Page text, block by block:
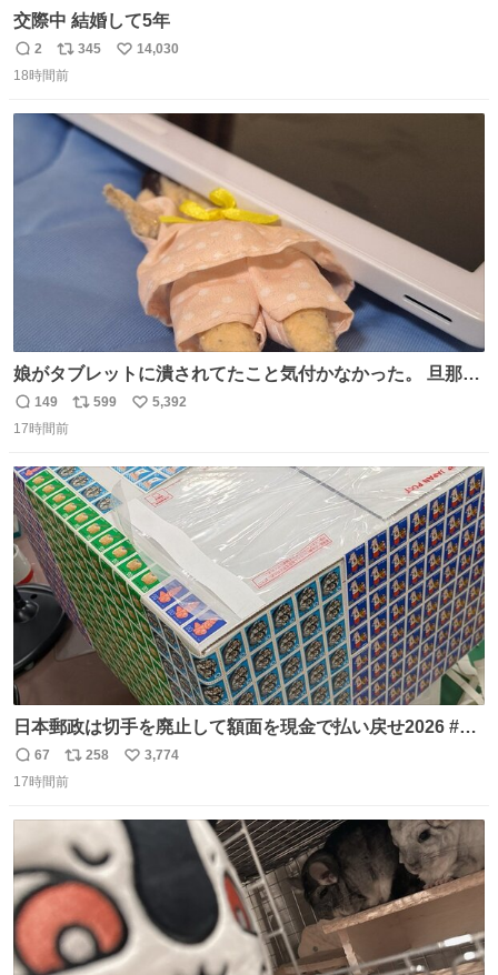
交際中 結婚して5年
返
信
2
リ
ポ
ト
数
345
い
数
14,030
18時間前
娘がタブレットに潰されてたこと気付かなかった。 旦那だ
けは娘の波長を感じ取れるから声出せずともSOSが伝わっ
たらしい。 急いで旦那が救出して、泣きじゃくる娘に自分
3回ほど。 小さい手だけど、地味に痛い。 その後、娘は旦
那に泣きついてた。
返
信
149
リ
ト
数
599
い
数
5,392
17時間前
日本郵政は切手を廃止して額面を現金で払い戻せ2026 #日
本郵政 @JapanPostHD_PR
返
信
67
リ
ポ
ト
数
258
い
数
3,774
17時間前